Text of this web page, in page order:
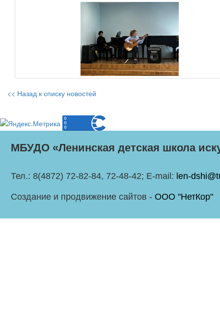
<< Назад к списку новостей
МБУДО «Ленинская детская школа
Тел.: 8(4872) 72-82-84, 72-48-42; E-mail: len-
Создание и продвижение сайтов - ООО "НетКор"